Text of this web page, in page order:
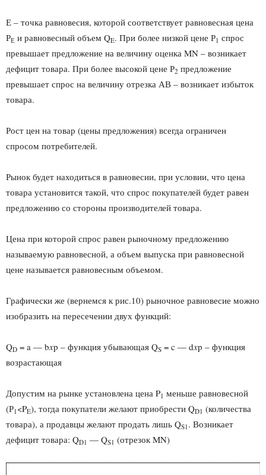
Е – точка равновесия, которой соответствует равновесная цена
РЕ и равновесный объем QE. При более низкой цене Р1 спрос
превышает предложение на величину оценка MN – возникает
дефицит товара. При более высокой цене Р2 предложение
превышает спрос на величину отрезка АВ – возникает избыток
товара.
Рост цен на товар (цены предложения) всегда ограничен
спросом потребителей.
Рынок будет находиться в равновесии, при условии, что цена
товара установится такой, что спрос покупателей будет равен
предложению со стороны производителей товара.
Цена при которой спрос равен рыночному предложению
называемую равновесной, а объем выпуска при равновесной
цене называется равновесным объемом.
Графически же (вернемся к рис.10) рыночное равновесие можно
изобразить на пересечении двух функций:
QD = a — bxp – функция убывающая QS = c — dxp – функция
возрастающая
Допустим на рынке установлена цена P1 меньше равновесной
(Р1 <PE), тогда покупатели желают приобрести QD1 (количества
товара), а продавцы желают продать лишь QS1 . Возникает
дефицит товара: QD1 — QS1 (отрезок MN)